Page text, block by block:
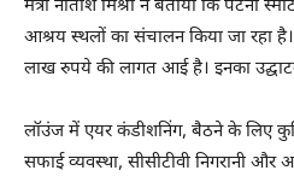
मंत्री नीतीश मिश्रा ने बताया कि पटना
आश्रय स्थलों का संचालन किया जा रहा
लाख रुपये की लागत आई है। इनका
लॉउंज में एयर कंडीशनिंग, बैठने के लिए
सफाई व्यवस्था, सीसीटीवी निगरानी